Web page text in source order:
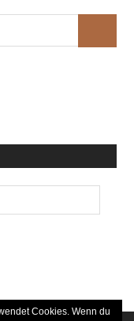
Cookies. Wenn du